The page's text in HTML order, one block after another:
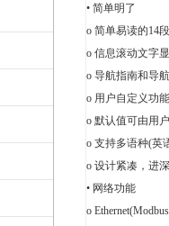
• 简单明了
o 简单易读的14
o 信息滚动文字
o 导航指南和导
o 用户自定义功
o 默认值可由用
o 支持多语种(英
o 设计紧凑，进
• 网络功能
o